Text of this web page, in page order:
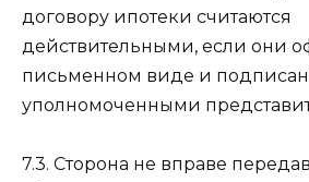
договору ипотеки считаются
действительными, если они
письменном виде и
уполномоченными
7.3. Сторона не вправе